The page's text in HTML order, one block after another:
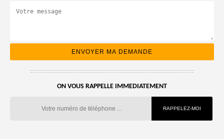
ON VOUS RAPPELLE IMMEDIATEMENT